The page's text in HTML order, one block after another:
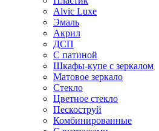
Alvic Luxe
Эмаль
Акрил
ДСП
С патиной
Шкафы-купе с зеркалом
Матовое зеркало
Стекло
Цветное стекло
Пескоструй
Комбинированные